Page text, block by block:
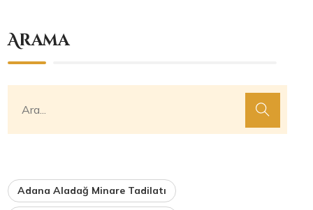
Arama
Adana Aladağ Minare Tadilatı